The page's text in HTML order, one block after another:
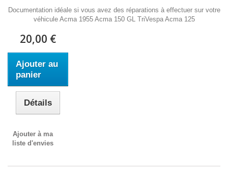
Documentation idéale si vous avez des réparations à effectuer sur votre
véhicule Acma 1955 Acma 150 GL TriVespa Acma 125
20,00 €
Ajouter au
panier
Détails
Ajouter à ma
liste d'envies